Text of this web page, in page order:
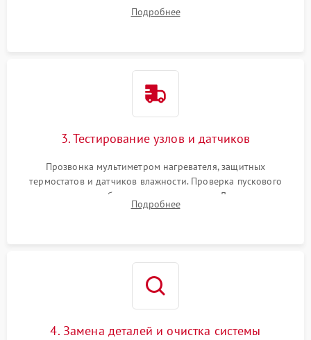
Обеспечение свободного доступа к ТЭНу, компрессору,
Подробнее
3. Тестирование узлов и датчиков
Прозвонка мультиметром нагревателя, защитных
термостатов и датчиков влажности. Проверка пускового
конденсатора, обмоток мотора и помпы. Для машин с
тепловым насосом — диагностика работы компрессора и
Подробнее
4. Замена деталей и очистка системы